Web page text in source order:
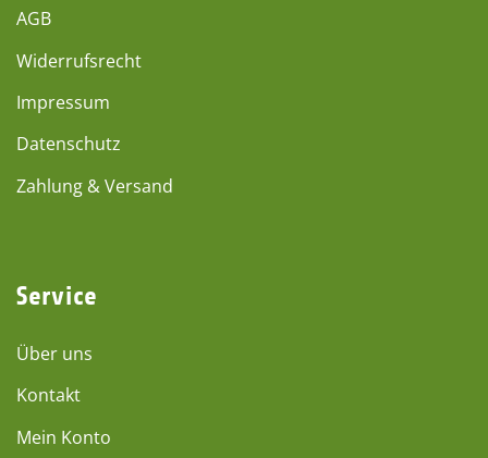
AGB
Widerrufsrecht
Impressum
Datenschutz
Zahlung & Versand
Service
Über uns
Kontakt
Mein Konto